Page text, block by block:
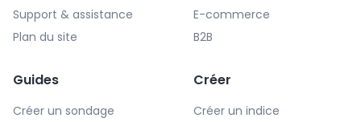
Support & assistance
Plan du site
E-commerce
B2B
Guides
Créer un sondage
Créer
Créer un indice